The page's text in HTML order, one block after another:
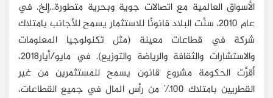
الأسواق العالمية مع اتصالات جوية وبحرية متطورة...إلخ. في
عام 2010، سنَّت البلاد قانونًا للاستثمار يسمح للأجانب بامتلاك
شركة في قطاعات معينة (مثل تكنولوجيا المعلومات
والاستشارات والثقافة والرياضة والتوزيع). في مايو/أيار2018،
أقرَّت الحكومة مشروع قانون يسمح للمستثمرين من غير
القطريين بامتلاك 100٪ من رأس المال في جميع القطاعات،